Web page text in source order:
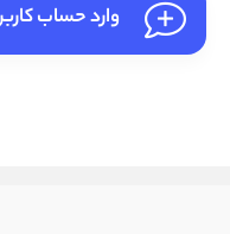
وارد حساب